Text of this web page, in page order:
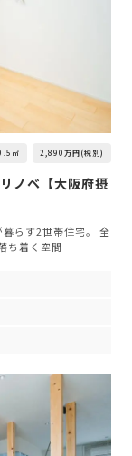
㎡ 2,890万円(税別)
ノベ【大阪府摂
らす2世帯住宅。 全
ち着く空間…